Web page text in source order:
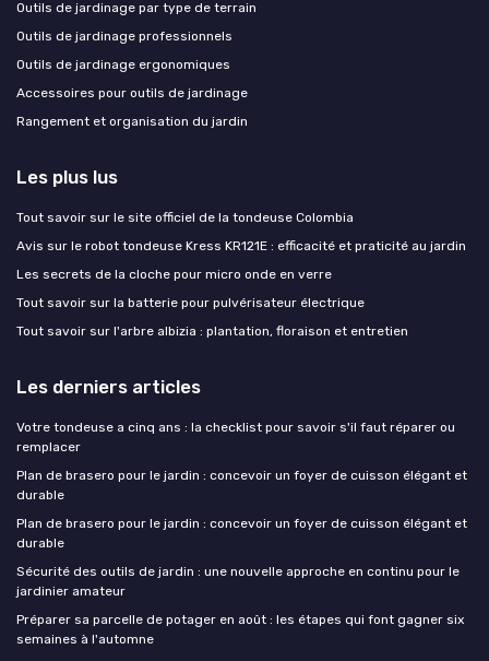
Outils de jardinage par type de terrain
Outils de jardinage professionnels
Outils de jardinage ergonomiques
Accessoires pour outils de jardinage
Rangement et organisation du jardin
Les plus lus
Tout savoir sur le site officiel de la tondeuse Colombia
Avis sur le robot tondeuse Kress KR121E : efficacité et praticité au jardin
Les secrets de la cloche pour micro onde en verre
Tout savoir sur la batterie pour pulvérisateur électrique
Tout savoir sur l'arbre albizia : plantation, floraison et entretien
Les derniers articles
Votre tondeuse a cinq ans : la checklist pour savoir s'il faut réparer ou
remplacer
Plan de brasero pour le jardin : concevoir un foyer de cuisson élégant et
durable
Plan de brasero pour le jardin : concevoir un foyer de cuisson élégant et
durable
Sécurité des outils de jardin : une nouvelle approche en continu pour le
jardinier amateur
Préparer sa parcelle de potager en août : les étapes qui font gagner six
semaines à l'automne